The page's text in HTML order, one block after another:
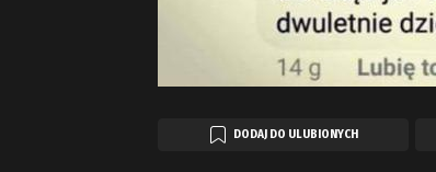
DODAJ DO ULUBIONYCH